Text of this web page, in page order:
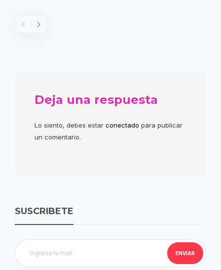
Deja una respuesta
Lo siento, debes estar conectado para publicar
un comentario.
SUSCRIBETE